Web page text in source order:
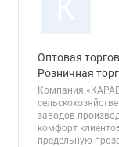
Оптовая
Розничная
Компания
заводов-
комфорт
предельную